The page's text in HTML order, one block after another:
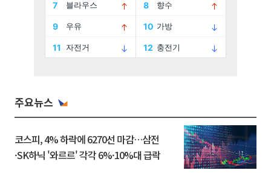
주요뉴스
코스피, 4% 하락에 6270선 마감…삼전
·SK하닉 '와르르' 각각 6%·10%대 급락